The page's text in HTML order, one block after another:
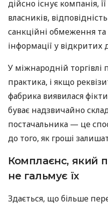
дійсно існує компанія,
власників,
санкційні обмеження та
інформації у відкритих
У міжнародній
практика, і якщо
фабрика виявилася
буває надзвичайно
постачальника — це
до того, як гроші
Комплаєнс, який
не гальмує їх
Здається, що більше